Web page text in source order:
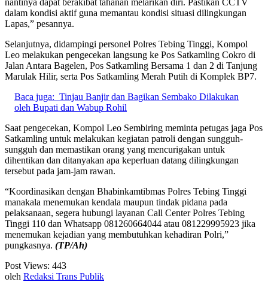
dalam kondisi aktif guna memantau kondisi situasi dilingkungan
Lapas,” pesannya.
Selanjutnya, didampingi personel Polres Tebing Tinggi, Kompol
Leo melakukan pengecekan langsung ke Pos Satkamling Cokro di
Jalan Antara Bagelen, Pos Satkamling Bersama 1 dan 2 di Tanjung
Marulak Hilir, serta Pos Satkamling Merah Putih di Komplek BP7.
Baca juga: Tinjau Banjir dan Bagikan Sembako Dilakukan
oleh Bupati dan Wabup Rohil
Saat pengecekan, Kompol Leo Sembiring meminta petugas jaga Pos
Satkamling untuk melakukan kegiatan patroli dengan sungguh-
sungguh dan memastikan orang yang mencurigakan untuk
dihentikan dan ditanyakan apa keperluan datang dilingkungan
tersebut pada jam-jam rawan.
“Koordinasikan dengan Bhabinkamtibmas Polres Tebing Tinggi
manakala menemukan kendala maupun tindak pidana pada
pelaksanaan, segera hubungi layanan Call Center Polres Tebing
Tinggi 110 dan Whatsapp 081260664044 atau 081229995923 jika
menemukan kejadian yang membutuhkan kehadiran Polri,”
pungkasnya. (TP/Ah)
Post Views: 443
oleh Redaksi Trans Publik